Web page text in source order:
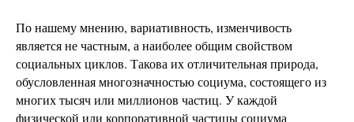
По нашему мнению, вариативность, изменчивость
является не частным, а наиболее общим свойством
социальных циклов. Такова их отличительная природа,
обусловленная многозначностью социума, состоящего из
многих тысяч или миллионов частиц. У каждой
физической или корпоративной частицы социума